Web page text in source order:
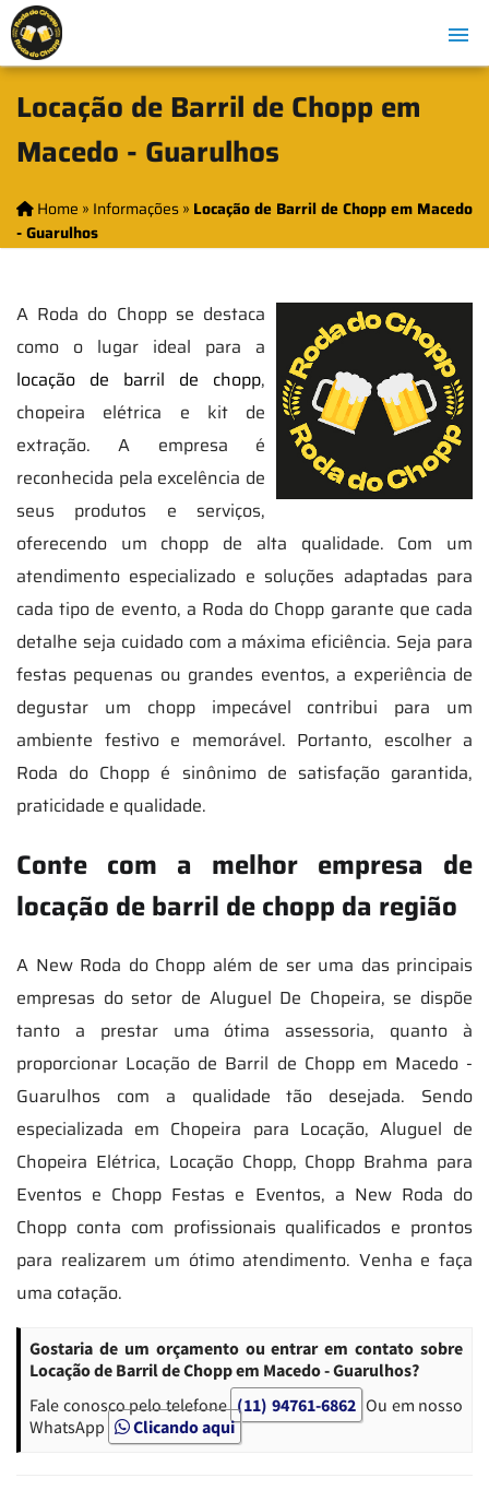
Locação de Barril de Chopp em
Macedo - Guarulhos
Home » Informações» Locação de Barril de Chopp em Macedo
- Guarulhos
A Roda do Chopp se destaca
como o lugar ideal para a
locação de barril de chopp,
chopeira elétrica e kit de
extração. A empresa é
reconhecida pela excelência de
seus produtos e serviços,
oferecendo um chopp de alta qualidade. Com um
atendimento especializado e soluções adaptadas para
cada tipo de evento, a Roda do Chopp garante que cada
detalhe seja cuidado com a máxima eficiência. Seja para
festas pequenas ou grandes eventos, a experiência de
degustar um chopp impecável contribui para um
ambiente festivo e memorável. Portanto, escolher a
Roda do Chopp é sinônimo de satisfação garantida,
praticidade e qualidade.
Conte com a melhor empresa de
locação de barril de chopp da região
A New Roda do Chopp além de ser uma das principais
empresas do setor de Aluguel De Chopeira, se dispõe
tanto a prestar uma ótima assessoria, quanto à
proporcionar Locação de Barril de Chopp em Macedo -
Guarulhos com a qualidade tão desejada. Sendo
especializada em Chopeira para Locação, Aluguel de
Chopeira Elétrica, Locação Chopp, Chopp Brahma para
Eventos e Chopp Festas e Eventos, a New Roda do
Chopp conta com profissionais qualificados e prontos
para realizarem um ótimo atendimento. Venha e faça
uma cotação.
Gostaria de um orçamento ou entrar em contato sobre
Locação de Barril de Chopp em Macedo - Guarulhos?
Fale conosco pelo telefone (11) 94761-6862 Ou em nosso
WhatsApp
Clicando aqui